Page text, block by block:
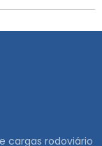
cargas rodoviário